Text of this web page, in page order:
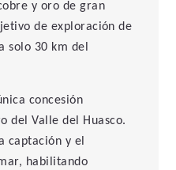
y del oro, los que
por sobre los
Fuego ofrece un sólido
La Verde
amplias de cobre-oro
la oportunidad de
y oro de gran
de exploración de
solo 30 km del
concesión
del Valle del Huasco.
captación y el
habilitando